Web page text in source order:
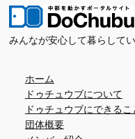
みんなが安心して暮らして
ホーム
ドゥチュウブについて
ドゥチュウブにできるこ
団体概要